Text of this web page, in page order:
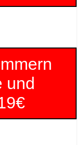
und